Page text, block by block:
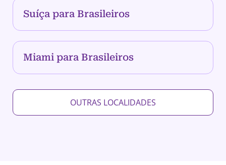
Suíça para Brasileiros
Miami para Brasileiros
OUTRAS LOCALIDADES